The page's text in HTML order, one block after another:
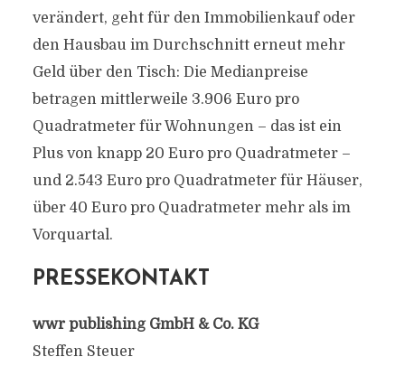
verändert, geht für den Immobilienkauf oder
den Hausbau im Durchschnitt erneut mehr
Geld über den Tisch: Die Medianpreise
betragen mittlerweile 3.906 Euro pro
Quadratmeter für Wohnungen – das ist ein
Plus von knapp 20 Euro pro Quadratmeter –
und 2.543 Euro pro Quadratmeter für Häuser,
über 40 Euro pro Quadratmeter mehr als im
Vorquartal.
PRESSEKONTAKT
wwr publishing GmbH & Co. KG
Steffen Steuer